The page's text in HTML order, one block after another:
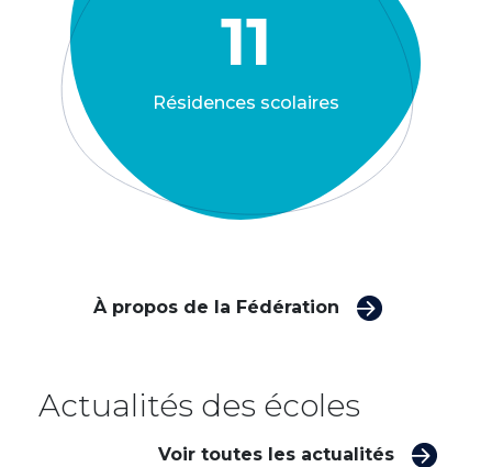
11
Résidences scolaires
À propos de la Fédération
Actualités des écoles
Voir toutes les actualités